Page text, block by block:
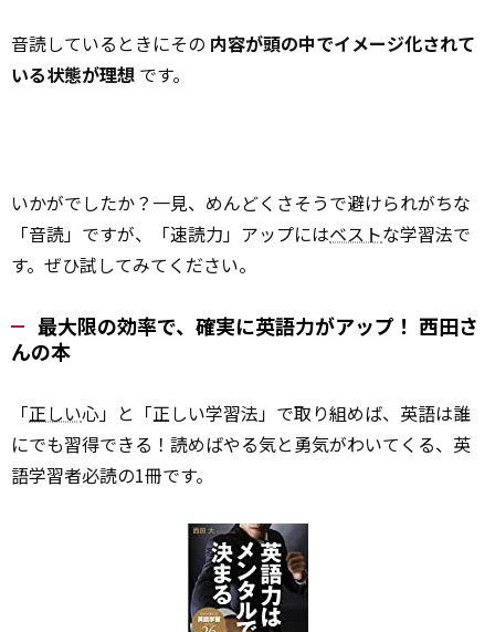
音読しているときにその 内容が頭の中でイメージ化されて
いる状態が理想 です。
いかがでしたか？一見、めんどくさそうで避けられがちな
「音読」ですが、「速読力」アップにはベストな学習法で
す。ぜひ試してみてください。
最大限の効率で、確実に英語力がアップ！ 西田さ
んの本
「正しい心」と「正しい学習法」で取り組めば、英語は誰
にでも習得できる！読めばやる気と勇気がわいてくる、英
語学習者必読の1冊です。